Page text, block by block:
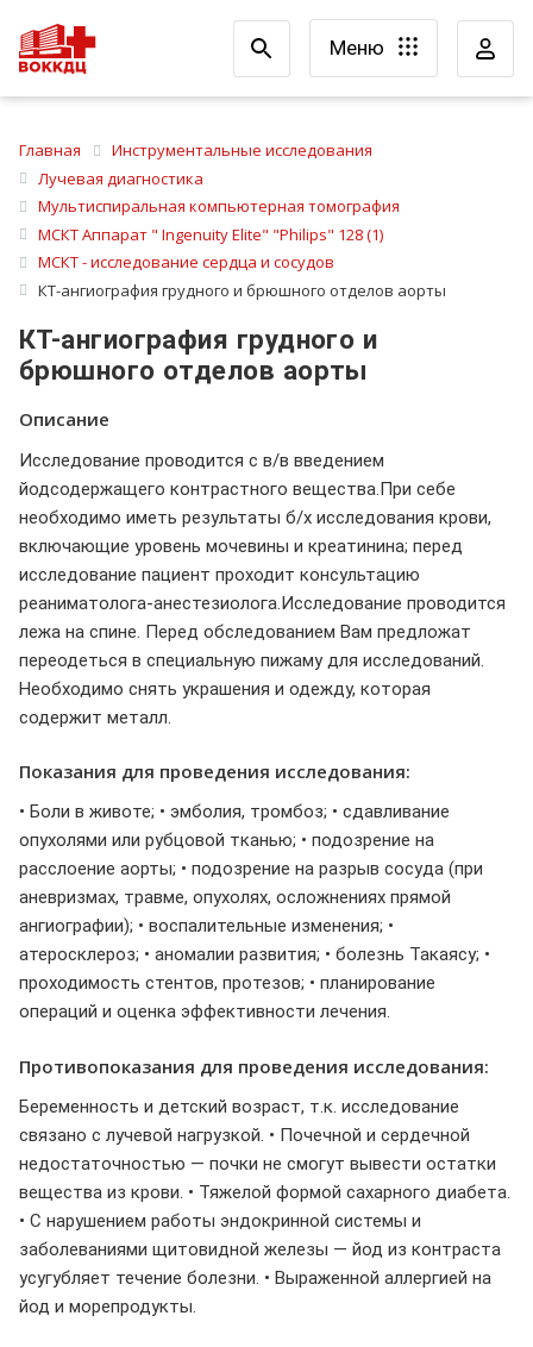
Меню
Главная
Инструментальные исследования
Лучевая диагностика
Мультиспиральная компьютерная томография
МСКТ Аппарат " Ingenuity Elite" "Philips" 128 (1)
МСКТ - исследование сердца и сосудов
КТ-ангиография грудного и брюшного отделов аорты
КТ-ангиография грудного и
брюшного отделов аорты
Описание
Исследование проводится с в/в введением
йодсодержащего контрастного вещества.При себе
необходимо иметь результаты б/х исследования крови,
включающие уровень мочевины и креатинина; перед
исследование пациент проходит консультацию
реаниматолога-анестезиолога.Исследование проводится
лежа на спине. Перед обследованием Вам предложат
переодеться в специальную пижаму для исследований.
Необходимо снять украшения и одежду, которая
содержит металл.
Показания для проведения исследования:
• Боли в животе; • эмболия, тромбоз; • сдавливание
опухолями или рубцовой тканью; • подозрение на
расслоение аорты; • подозрение на разрыв сосуда (при
аневризмах, травме, опухолях, осложнениях прямой
ангиографии); • воспалительные изменения; •
атеросклероз; • аномалии развития; • болезнь Такаясу; •
проходимость стентов, протезов; • планирование
операций и оценка эффективности лечения.
Противопоказания для проведения исследования:
Беременность и детский возраст, т.к. исследование
связано с лучевой нагрузкой. • Почечной и сердечной
недостаточностью — почки не смогут вывести остатки
вещества из крови. • Тяжелой формой сахарного диабета.
• С нарушением работы эндокринной системы и
заболеваниями щитовидной железы — йод из контраста
усугубляет течение болезни. • Выраженной аллергией на
йод и морепродукты.